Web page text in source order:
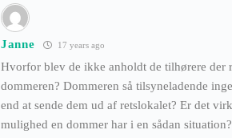
Janne 17 years ago
Hvorfor blev de ikke anholdt de tilhørere der
dommeren? Dommeren så tilsyneladende
end at sende dem ud af retslokalet? Er det
mulighed en dommer har i en sådan situation?